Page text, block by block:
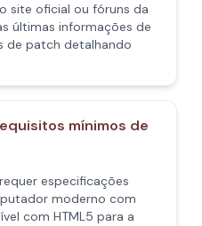
site oficial ou fóruns da
últimas informações de
de patch detalhando
mínimos de
especificações
moderno com
com HTML5 para a